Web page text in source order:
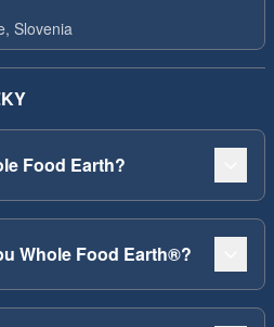
Slovenia
Food Earth?
Whole Food Earth®?